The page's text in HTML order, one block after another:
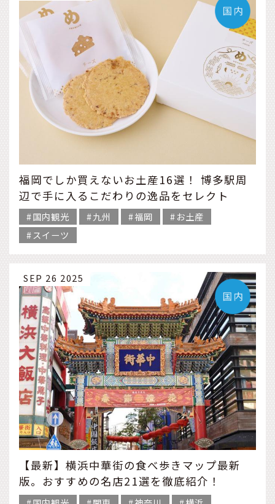
福岡でしか買えないお土産16選！ 博多駅周
辺で手に入るこだわりの逸品をセレクト
国内観光 九州 福岡
お土産
スイーツ
【最新】横浜中華街の食べ歩きマップ最新
版。おすすめの名店21選を徹底紹介！
SEP 26 2025